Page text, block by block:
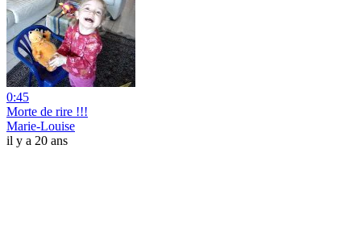
0:45
Morte de rire !!!
Marie-Louise
il y a 20 ans